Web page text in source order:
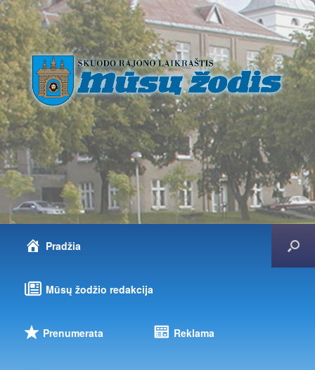
Pradžia
Mūsų žodžio redakcija
Prenumerata Reklama